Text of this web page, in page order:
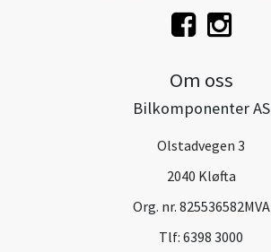
Om oss
Bilkomponenter AS
Olstadvegen 3
2040 Kløfta
Org. nr. 825536582MVA
Tlf: 6398 3000